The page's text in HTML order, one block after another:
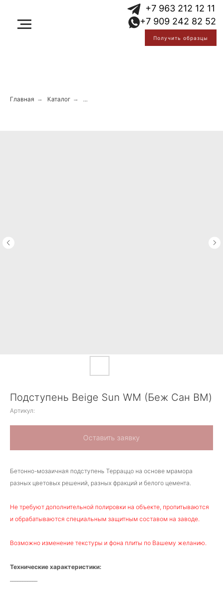
+7 963 212 12 11
+7 909 242 82 52
Получить образцы
Error get alias
Главная → Каталог → ...
Подступень Beige Sun WM (Беж Сан ВМ)
Артикул:
Оставить заявку
Бетонно-мозаичная подступень Терраццо на основе мрамора
разных цветовых решений, разных фракций и белого цемента.
Не требуют дополнительной полировки на объекте, пропитываются
и обрабатываются специальным защитным составом на заводе.
Возможно изменение текстуры и фона плиты по Вашему желанию.
Технические характеристики: